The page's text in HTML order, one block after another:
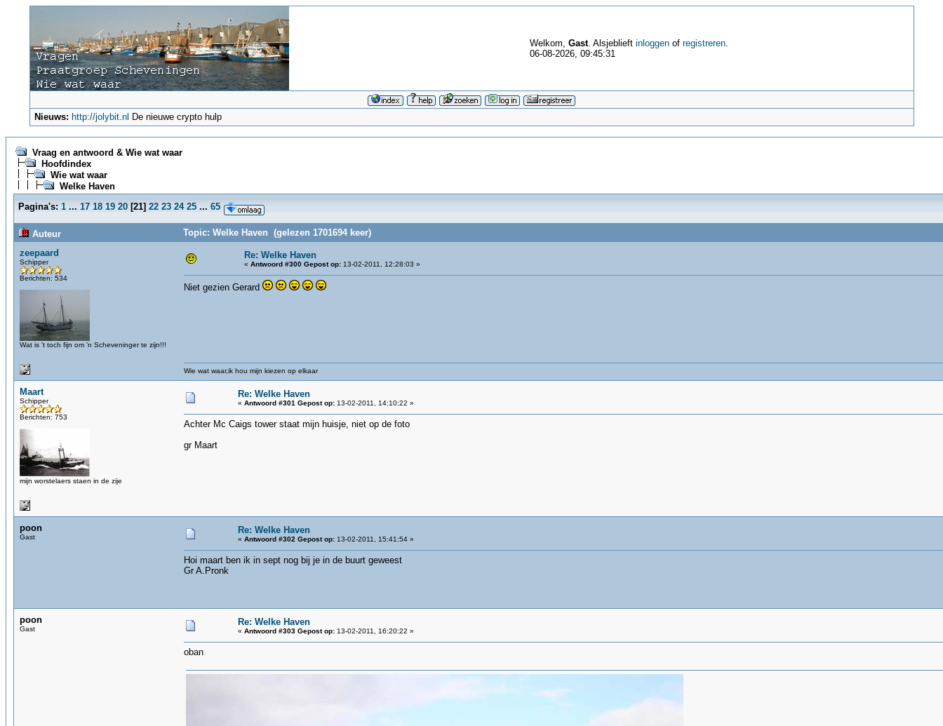
Welkom, Gast. Alsjeblieft inloggenof registreren.
06-08-2026, 09:45:31
Nieuws: http://jolybit.nl De nieuwe crypto hulp
Vraag en antwoord & Wie wat waar
Hoofdindex
Wie wat waar
Welke Haven
Pagina's: 1 ... 17 18 19 20 [21] 22 23 24 25 ... 65
Auteur
Topic: Welke Haven (gelezen 1701694 keer)
zeepaard
Schipper
Berichten: 534
Wat is 't toch fijn om 'n Scheveninger te zijn!!!
Re: Welke Haven
« Antwoord #300 Gepost op: 13-02-2011, 12:28:03 »
Niet gezien Gerard
Wie wat waar,ik hou mijn kiezen op elkaar
Maart
Schipper
Berichten: 753
mijn worstelaers staen in de zije
Re: Welke Haven
« Antwoord #301 Gepost op: 13-02-2011, 14:10:22 »
Achter Mc Caigs tower staat mijn huisje, niet op de foto
gr Maart
poon
Gast
Re: Welke Haven
« Antwoord #302 Gepost op: 13-02-2011, 15:41:54 »
Hoi maart ben ik in sept nog bij je in de buurt geweest
Gr A.Pronk
poon
Gast
Re: Welke Haven
« Antwoord #303 Gepost op: 13-02-2011, 16:20:22 »
oban